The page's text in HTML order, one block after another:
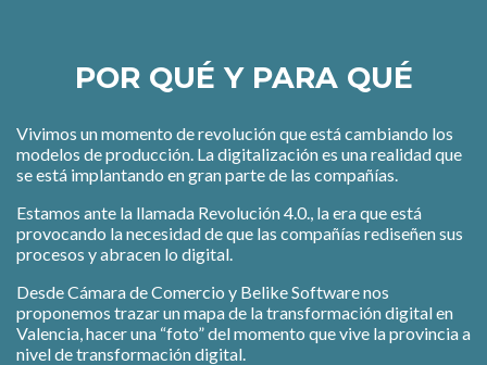
POR QUÉ Y PARA QUÉ
Vivimos un momento de revolución que está cambiando los
modelos de producción. La digitalización es una realidad que
se está implantando en gran parte de las compañías.
Estamos ante la llamada Revolución 4.0., la era que está
provocando la necesidad de que las compañías rediseñen sus
procesos y abracen lo digital.
Desde Cámara de Comercio y Belike Software nos
proponemos trazar un mapa de la transformación digital en
Valencia, hacer una “foto” del momento que vive la provincia a
nivel de transformación digital.